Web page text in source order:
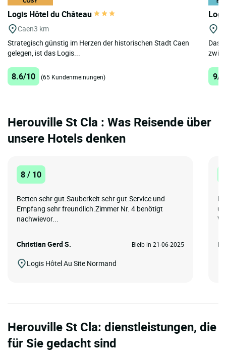
Logis Hôtel du Château
Caen3 km
Strategisch günstig im Herzen der historischen Stadt Caen
gelegen, ist das Logis...
8.6/10 (65 Kundenmeinungen)
Das
9/
Herouville St Cla : Was Reisende über
unsere Hotels denken
8 / 10
Betten sehr gut.Sauberkeit sehr gut.Service und
Empfang sehr freundlich.Zimmer Nr. 4 benötigt
nachwievor...
Christian Gerd S. Bleib in 21-06-2025
Logis Hôtel Au Site Normand
Herouville St Cla: dienstleistungen, die
für Sie gedacht sind